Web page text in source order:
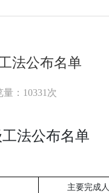
法公布名单
量：10331次
法公布名单
主要完成人